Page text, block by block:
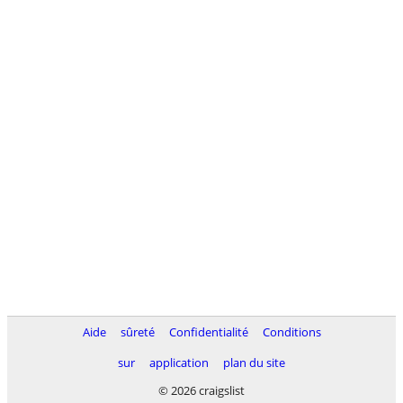
Aide sûreté Confidentialité
Conditions
sur
application
plan du site
© 2026 craigslist